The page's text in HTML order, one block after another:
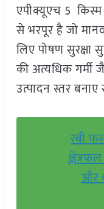
एपीक्यूएच 5
से भरपूर है जो
लिए पोषण सुरक्षा
की अत्यधिक गर्मी
उत्पादन स्तर
रबी
और